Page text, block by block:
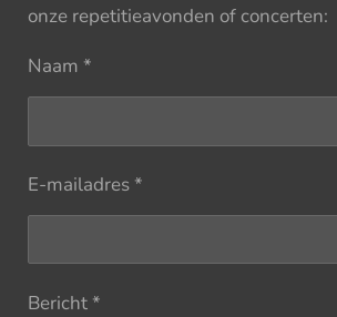
onze repetitieavonden of concerten:
Naam *
E-mailadres *
Bericht *